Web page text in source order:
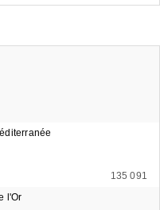
135 091
l'Or